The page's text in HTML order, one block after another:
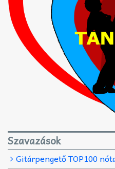
Szavazások
Gitárpengető TOP100